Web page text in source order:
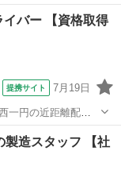
万円以上、年収400
万円以上も可能 入社祝金とあわせて1年で500万稼ごっ✊️ ③...
バー 【資格取得
提携サイト 7月19日
円の近距離配送
どありません ※定
製造スタッフ 【社